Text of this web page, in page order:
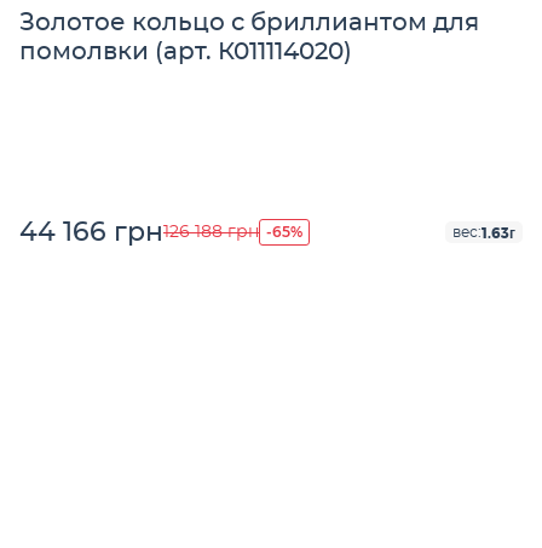
Золотое кольцо с бриллиантом для
помолвки (арт. К011114020)
44 166 грн126 188 грн -65% вес:1.63г